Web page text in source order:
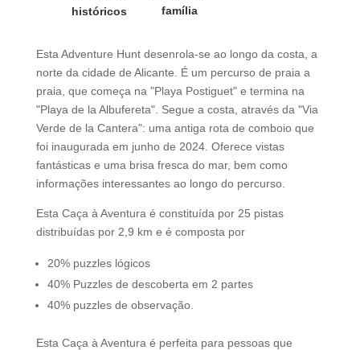
históricos
família
Esta Adventure Hunt desenrola-se ao longo da costa, a
norte da cidade de Alicante. É um percurso de praia a
praia, que começa na "Playa Postiguet" e termina na
"Playa de la Albufereta". Segue a costa, através da "Via
Verde de la Cantera": uma antiga rota de comboio que
foi inaugurada em junho de 2024. Oferece vistas
fantásticas e uma brisa fresca do mar, bem como
informações interessantes ao longo do percurso.
Esta Caça à Aventura é constituída por 25 pistas
distribuídas por 2,9 km e é composta por
20% puzzles lógicos
40% Puzzles de descoberta em 2 partes
40% puzzles de observação.
Esta Caça à Aventura é perfeita para pessoas que